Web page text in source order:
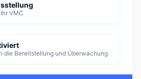
VMC
die Bereitstellung und Überwachung